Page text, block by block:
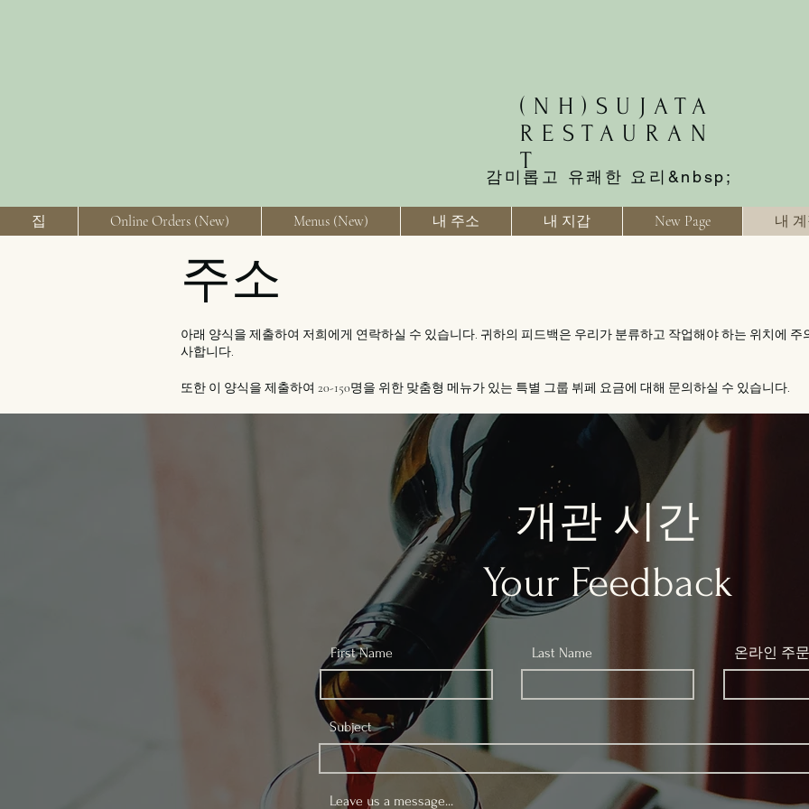
(NH)SUJATA
RESTAURAN
T
감미롭고 유쾌한 요리&nbsp;
집 Online Orders (New) Menus (New) 내 주소 내 지갑 New Page 내
주소
아래 양식을 제출하여 저희에게 연락하실 수 있습니다. 귀하의 피드백은 우리가 분류하고 작업해야 하는 위치에
사합니다.
또한 이 양식을 제출하여 20-150명을 위한 맞춤형 메뉴가 있는 특별 그룹 뷔페 요금에 대해 문의하실 수 있습니다.
개관 시간
Your Feedback
First Name Last Name 온라인 주문
Subject
Leave us a message...